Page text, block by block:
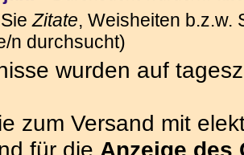
Zitate, Weisheiten b.z.w.
n durchsucht)
wurden auf
zum Versand mit
für die Anzeige des